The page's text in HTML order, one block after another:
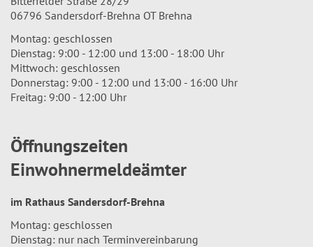
06796 Sandersdorf-Brehna OT Brehna
Montag: geschlossen
Dienstag: 9:00 - 12:00 und 13:00 - 18:00 Uhr
Mittwoch: geschlossen
Donnerstag: 9:00 - 12:00 und 13:00 - 16:00 Uhr
Freitag: 9:00 - 12:00 Uhr
Öffnungszeiten
Einwohnermeldeämter
im Rathaus Sandersdorf-Brehna
Montag: geschlossen
Dienstag: nur nach Terminvereinbarung